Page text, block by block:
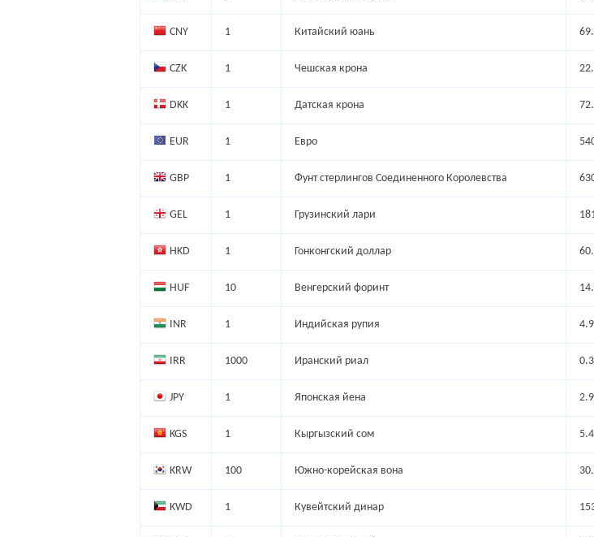
CNY 1 Китайский юань
CZK 1 Чешская крона
DKK 1 Датская крона
EUR 1 Евро
GBP 1 Фунт стерлингов Соединенного Королевства
GEL 1 Грузинский лари
HKD 1 Гонконгский доллар
HUF 10 Венгерский форинт
INR 1 Индийская рупия
IRR 1000 Иранский риал
JPY 1 Японская йена
KGS 1 Кыргызский сом 5.4
KRW 100 Южно-корейская вона
KWD 1 Кувейтский динар